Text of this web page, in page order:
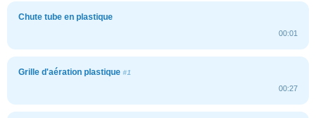
Chute tube en plastique
00:01
Grille d'aération plastique #1
00:27